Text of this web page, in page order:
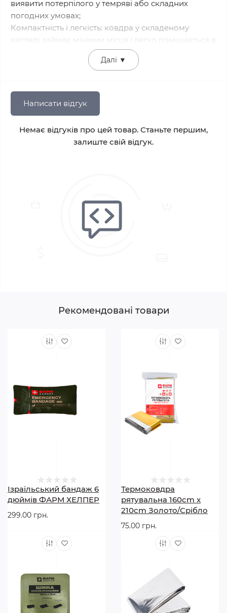
виявити потерпілого у темряві або складних
погодних умовах;
Компактність і легкість: ковдра у складеному
вигляді займає мінімум місця і легко поміщається в
кишеню, аптечку чи рюкзак.
гіпертермії (перегріву);
використання у польових, тактичних, туристичних
допомога при аваріях, травмах, шокових станах;
застосування під час евакуації, походів, кемпінгу,
Як використовувати:
Якщо потрібно зігріти потерпілого — обгорніть
Технічні характеристики:
Розмір: 160 × 210 см;
Виробник: ФАРМ ХЕЛПЕР (Україна).
Термоковдра рятувальна ФАРМ ХЕЛПЕР — це
простий, але надзвичайно ефективний засіб, який
Далі ▼
Написати відгук
Немає відгуків про цей товар. Станьте першим,
залиште свій відгук.
Рекомендовані товари
Ізраїльський бандаж 6
дюймів ФАРМ ХЕЛПЕР
299.00 грн.
Термоковдра
рятувальна 160cm x
210cm Золото/Срібло
75.00 грн.